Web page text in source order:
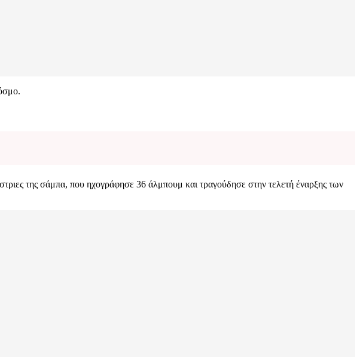
της σάμπα, που ηχογράφησε 36 άλμπουμ και τραγούδησε στην τελετή έναρξης των